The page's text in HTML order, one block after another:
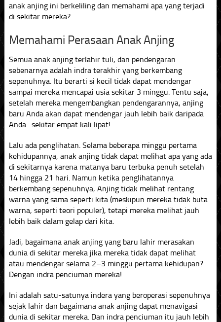
anak anjing ini berkeliling dan memahami apa yang terjadi
di sekitar mereka?
Memahami Perasaan Anak Anjing
Semua anak anjing terlahir tuli, dan pendengaran
sebenarnya adalah indra terakhir yang berkembang
sepenuhnya. Itu berarti si kecil tidak dapat mendengar
sampai mereka mencapai usia sekitar 3 minggu. Tentu saja,
setelah mereka mengembangkan pendengarannya, anjing
baru Anda akan dapat mendengar jauh lebih baik daripada
Anda -sekitar empat kali lipat!
Lalu ada penglihatan. Selama beberapa minggu pertama
kehidupannya, anak anjing tidak dapat melihat apa yang ada
di sekitarnya karena matanya baru terbuka penuh setelah
14 hingga 21 hari. Namun ketika penglihatannya
berkembang sepenuhnya, Anjing tidak melihat rentang
warna yang sama seperti kita (meskipun mereka tidak buta
warna, seperti teori populer), tetapi mereka melihat jauh
lebih baik dalam gelap dari kita.
Jadi, bagaimana anak anjing yang baru lahir merasakan
dunia di sekitar mereka jika mereka tidak dapat melihat
atau mendengar selama 2–3 minggu pertama kehidupan?
Dengan indra penciuman mereka!
Ini adalah satu-satunya indera yang beroperasi sepenuhnya
sejak lahir dan bagaimana anak anjing dapat menavigasi
dunia di sekitar mereka. Dan indra penciuman itu jauh lebih